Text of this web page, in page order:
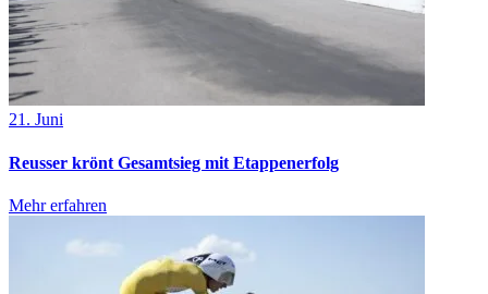
21. Juni
Reusser krönt Gesamtsieg mit Etappenerfolg
Mehr erfahren